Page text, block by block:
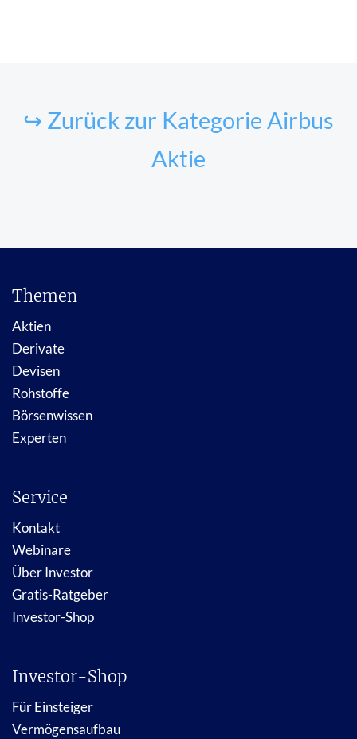
↪ Zurück zur Kategorie Airbus
Aktie
Themen
Aktien
Derivate
Devisen
Rohstoffe
Börsenwissen
Experten
Service
Kontakt
Webinare
Über Investor
Gratis-Ratgeber
Investor-Shop
Investor-Shop
Für Einsteiger
Vermögensaufbau